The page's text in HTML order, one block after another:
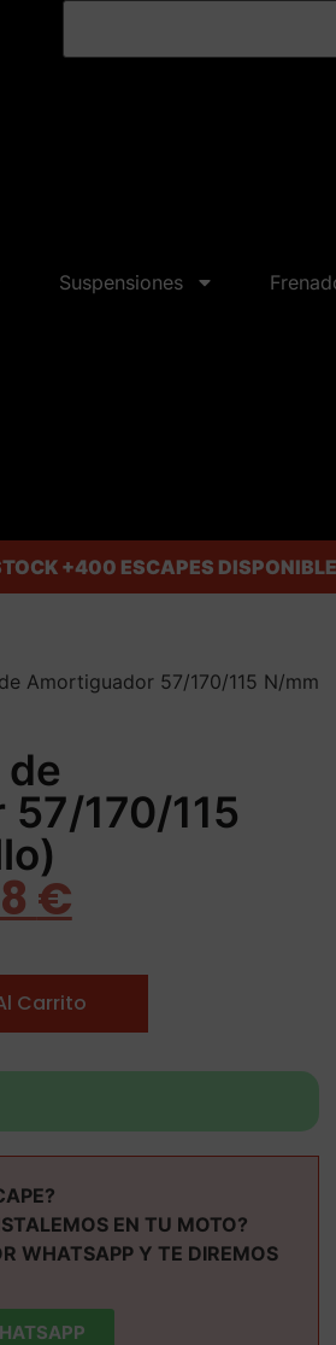
Suspensiones
+400 ESCAPES
Amortiguador 57/170/115 N/mm
170/115
€
Carrito
EN TU MOTO?
WHATSAPP Y TE DIREMOS